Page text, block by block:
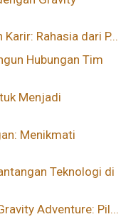
Rahasia dari P...
Hubungan Tim
Menjadi
Menikmati
Teknologi di
Adventure: Pil...